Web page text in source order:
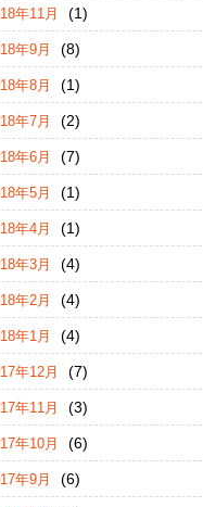
年11月 (1)
年9月 (8)
年8月 (1)
年7月 (2)
年6月 (7)
年5月 (1)
年4月 (1)
年3月 (4)
年2月 (4)
年1月 (4)
年12月 (7)
年11月 (3)
年10月 (6)
年9月 (6)